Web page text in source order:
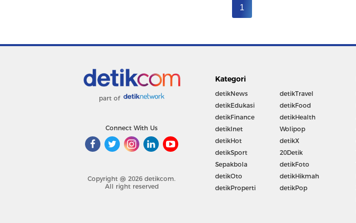
1
part of
Connect With Us
Copyright @ 2026 detikcom.
All right reserved
Kategori
detikNews
detikEdukasi
detikFinance
detikInet
detikHot
detikSport
Sepakbola
detikOto
detikProperti
detikTravel
detikFood
detikHealth
Wolipop
detikX
20Detik
detikFoto
detikHikmah
detikPop